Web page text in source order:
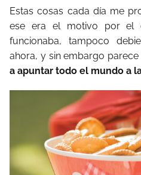
Estas cosas cada día me
ese era el motivo por el
funcionaba, tampoco
ahora, y sin embargo
a apuntar todo el mundo a